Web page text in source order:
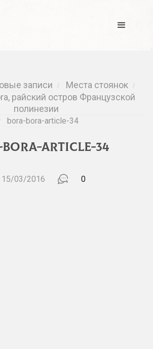
записи / Места стоянок /
райский остров Французской
полинезии
bora-bora-article-34
article-34
15/03/2016 0